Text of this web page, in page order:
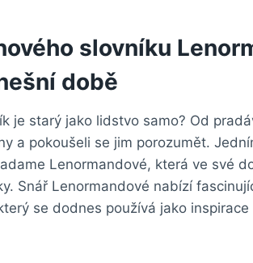
slovníku
době
je starý jako lidstvo samo? Od
a pokoušeli se jim porozumět.
Lenormandové, která ve své
Snář Lenormandové nabízí
se dodnes používá jako